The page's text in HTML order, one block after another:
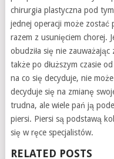
chirurgia plastyczna pod
jednej operacji może zostać
razem z usunięciem chorej.
obudziła się nie
także po dłuższym czasie
na co się decyduje, nie
decyduje się na zmianę
trudna, ale wiele pań ją
piersi. Piersi są podstawą
się w ręce specjalistów.
RELATED POSTS